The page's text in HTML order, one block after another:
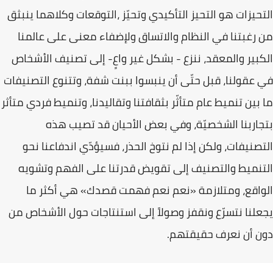
التحيزات هو التحيز التأكيدي وتحيّز ،التوقعات وكلاهما ينبثق
من رغبتنا في النظام والاتساق ولإضفاء معنى على عالمنا
الكبير والمعقد، ننزع - بشكل غير واعٍ- إلى تصنيف الأشخاص
في عقولنا، قبل حتّى أن ينبسوا ببنت شفة، وتتنوع التصنيفات
ما بين تنميط عام متأثّر بثقافتنا وتقاليدنا، وتنميط فردي متأثر
بتجاربنا الشخصيّة، وفي بعض الأحيان قد تصيب هذه
التصنيفات، ولكن إذا لم نتوخ الحذر، فسيؤدّي اندفاعنا نحو
التنميط والتصنيف إلى تقويض قدرتنا على الفهم وتشويه
الواقع، ومتلازمة «نعم نعم فهمت قصدك» هي أكثر ما
يجعلنا نتسرّع ونقفز وصولاً إلى استنتاجات حول الأشخاص من
دون أن نعرف حقيقتهم.